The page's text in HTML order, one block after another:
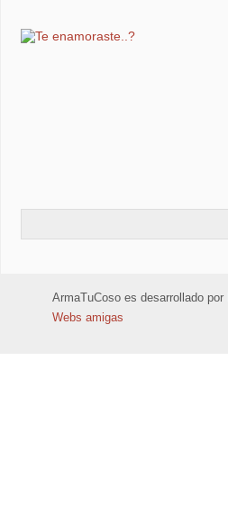
ArmaTuCoso es desarrollado por
Webs amigas